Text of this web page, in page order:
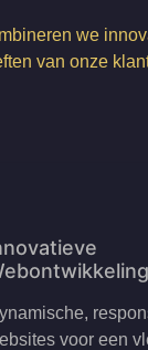
we
van onze
voor een